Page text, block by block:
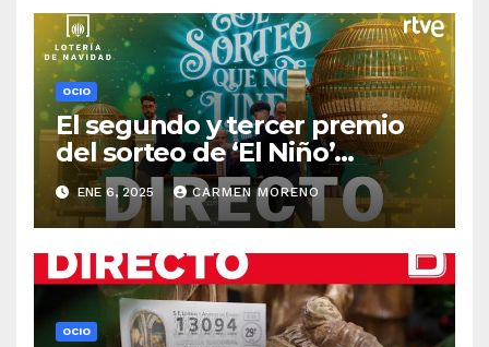
OCIO
El segundo y tercer premio
del sorteo de ‘El Niño’
alcanza a cinco localidades
en Málaga
ENE 6, 2025 CARMEN MORENO
OCIO